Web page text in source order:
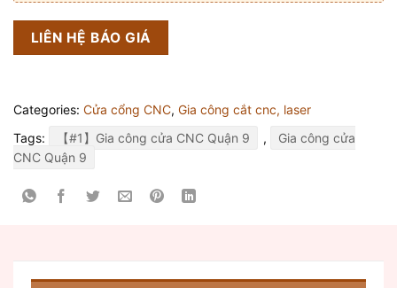
LIÊN HỆ BÁO GIÁ
Categories: Cửa cổng CNC, Gia công cắt cnc, laser
Tags:
【#1】Gia công cửa CNC Quận 9 ,
Gia công cửa
CNC Quận 9